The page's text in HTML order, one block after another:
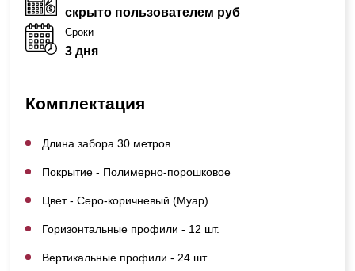
скрыто пользователем руб
Сроки
3 дня
Комплектация
Длина забора 30 метров
Покрытие - Полимерно-порошковое
Цвет - Серо-коричневый (Муар)
Горизонтальные профили - 12 шт.
Вертикальные профили - 24 шт.